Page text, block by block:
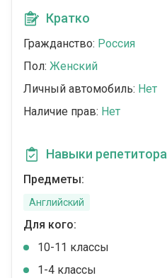
Кратко
Гражданство: Россия
Пол: Женский
Личный автомобиль: Нет
Наличие прав: Нет
Навыки репетитора
Предметы:
Английский
Для кого:
10-11 классы
1-4 классы